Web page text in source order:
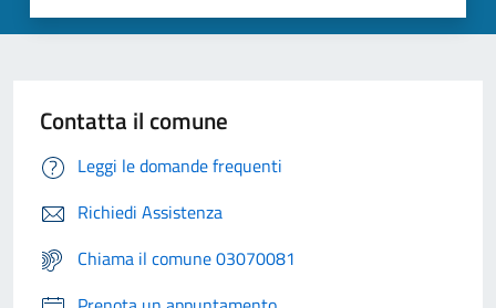
Contatta il comune
Leggi le domande frequenti
Richiedi Assistenza
Chiama il comune 03070081